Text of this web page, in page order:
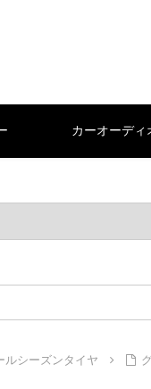
カーオーディ
ルシーズンタイヤ